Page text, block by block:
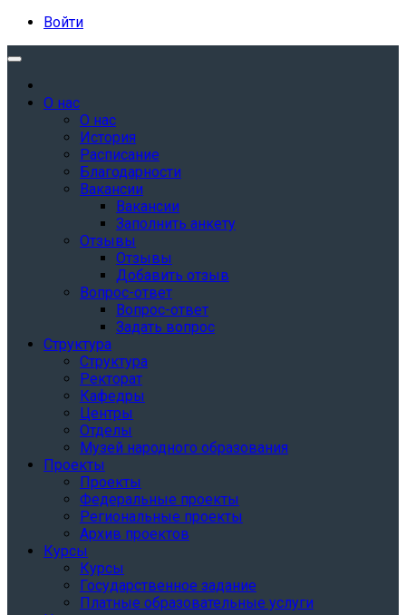
Войти
О нас
О нас
История
Расписание
Благодарности
Вакансии
Вакансии
Заполнить анкету
Отзывы
Отзывы
Добавить отзыв
Вопрос-ответ
Вопрос-ответ
Задать вопрос
Структура
Структура
Ректорат
Кафедры
Центры
Отделы
Музей народного образования
Проекты
Проекты
Федеральные проекты
Региональные проекты
Архив проектов
Курсы
Курсы
Государственное задание
Платные образовательные услуги